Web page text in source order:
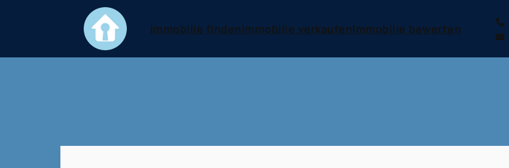
Immobilie findenImmobilie verkaufenImmobilie bewerten